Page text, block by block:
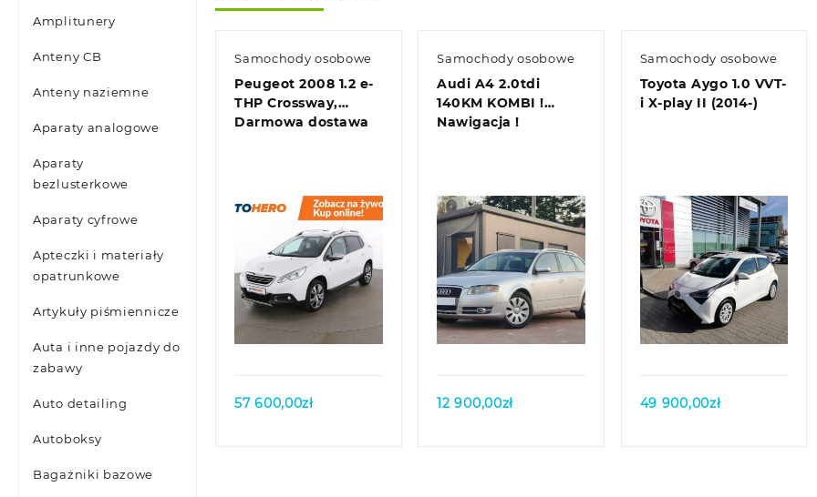
Amplitunery
Anteny CB
Anteny naziemne
Aparaty analogowe
Aparaty
bezlusterkowe
Aparaty cyfrowe
Apteczki i materiały
opatrunkowe
Artykuły piśmiennicze
Auta i inne pojazdy do
zabawy
Auto detailing
Autoboksy
Bagażniki bazowe
Samochody osobowe
Peugeot 2008 1.2 e-
THP Crossway,
Darmowa dostawa
Quick view
57 600,00zł
Samochody osobowe
Audi A4 2.0tdi
140KM KOMBI !
Nawigacja !
Quick view
12 900,00zł
Samochody osobowe
Toyota Aygo 1.0 VVT-
i X-play II (2014-)
Quick view
49 900,00zł